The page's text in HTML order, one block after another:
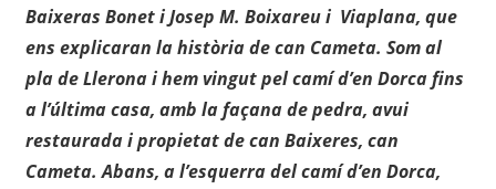
Baixeras Bonet i Josep M. Boixareu i Viaplana, que
ens explicaran la història de can Cameta. Som al
pla de Llerona i hem vingut pel camí d’en Dorca fins
a l’última casa, amb la façana de pedra, avui
restaurada i propietat de can Baixeres, can
Cameta. Abans, a l’esquerra del camí d’en Dorca,